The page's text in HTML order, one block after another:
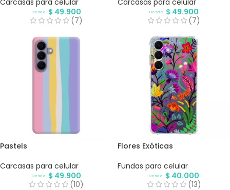
Carcasas para celular
Desde $ 49.900
(7)
Carcasas para celular
Desde $ 49.900
(7)
Pastels
Carcasas para celular
Desde $ 49.900
(10)
Flores Exóticas
Fundas para celular
Desde $ 40.000
(13)